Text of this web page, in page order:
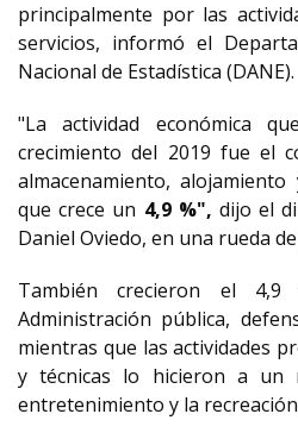
principalmente por las
servicios, informó el
Nacional de Estadística (DANE).
"La actividad económica
crecimiento del 2019 fue el
almacenamiento,
que crece un 4,9 %", dijo el
Daniel Oviedo, en una rueda
También crecieron el
Administración pública,
mientras que las actividades
y técnicas lo hicieron a
entretenimiento y la recreación